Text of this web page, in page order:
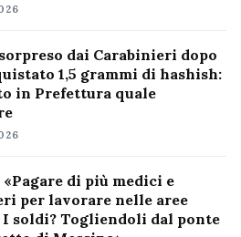
dai Carabinieri dopo
1,5 grammi di hashish:
in Prefettura quale
di più medici e
per lavorare nelle aree
soldi? Togliendoli dal ponte